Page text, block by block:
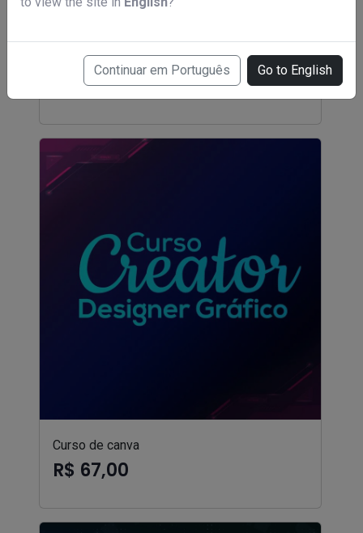
Continuar em Português Go to English
Curso auxiliar de prótese dentaria
R$ 397,00
Curso de canva
R$ 67,00